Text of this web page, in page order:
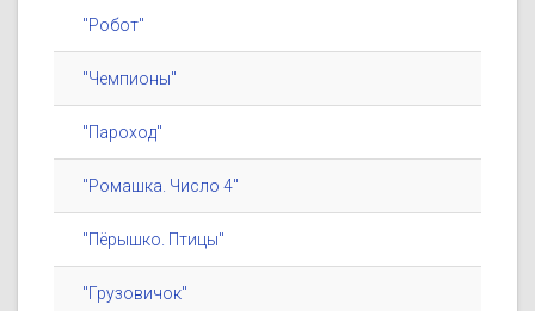
"Робот"
"Чемпионы"
"Пароход"
"Ромашка. Число 4"
"Пёрышко. Птицы"
"Грузовичок"